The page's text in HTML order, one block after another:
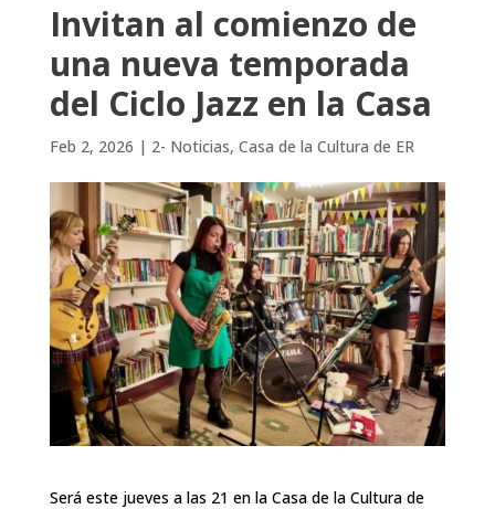
Invitan al comienzo de
una nueva temporada
del Ciclo Jazz en la Casa
Feb 2, 2026 | 2- Noticias, Casa de la Cultura de ER
Será este jueves a las 21 en la Casa de la Cultura de